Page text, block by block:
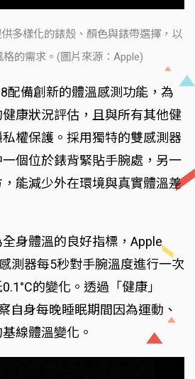
多樣化的錶殼、顏色與錶帶選擇，以
的需求。(圖片來源：Apple)
配備創新的體溫感測功能，為
康狀況評估，且與所有其他健
權保護。採用獨特的雙感測器
個位於錶背緊貼手腕處，另一
能減少外在環境與真實體溫差
身體溫的良好指標，Apple
測器每5秒對手腕溫度進行一次
的變化。透過「健康」
自身每晚睡眠期間因為運動、
線體溫變化。